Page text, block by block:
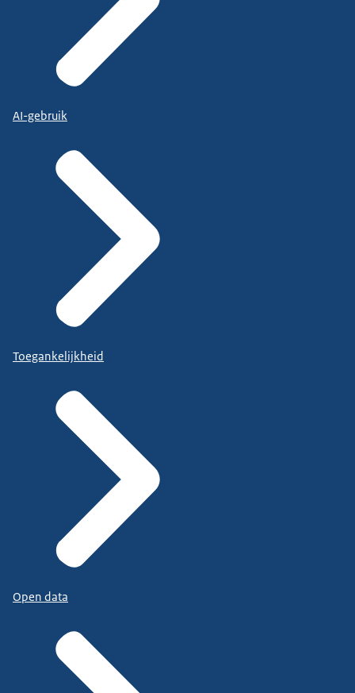
AI-gebruik
Toegankelijkheid
Open data